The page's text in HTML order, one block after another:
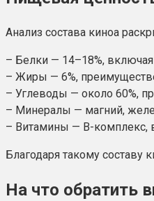
Анализ состава киноа
– Белки — 14–18%,
– Жиры — 6%,
– Углеводы — около 60%,
– Минералы — магний,
– Витамины — В-комплекс,
Благодаря такому составу
На что обратить